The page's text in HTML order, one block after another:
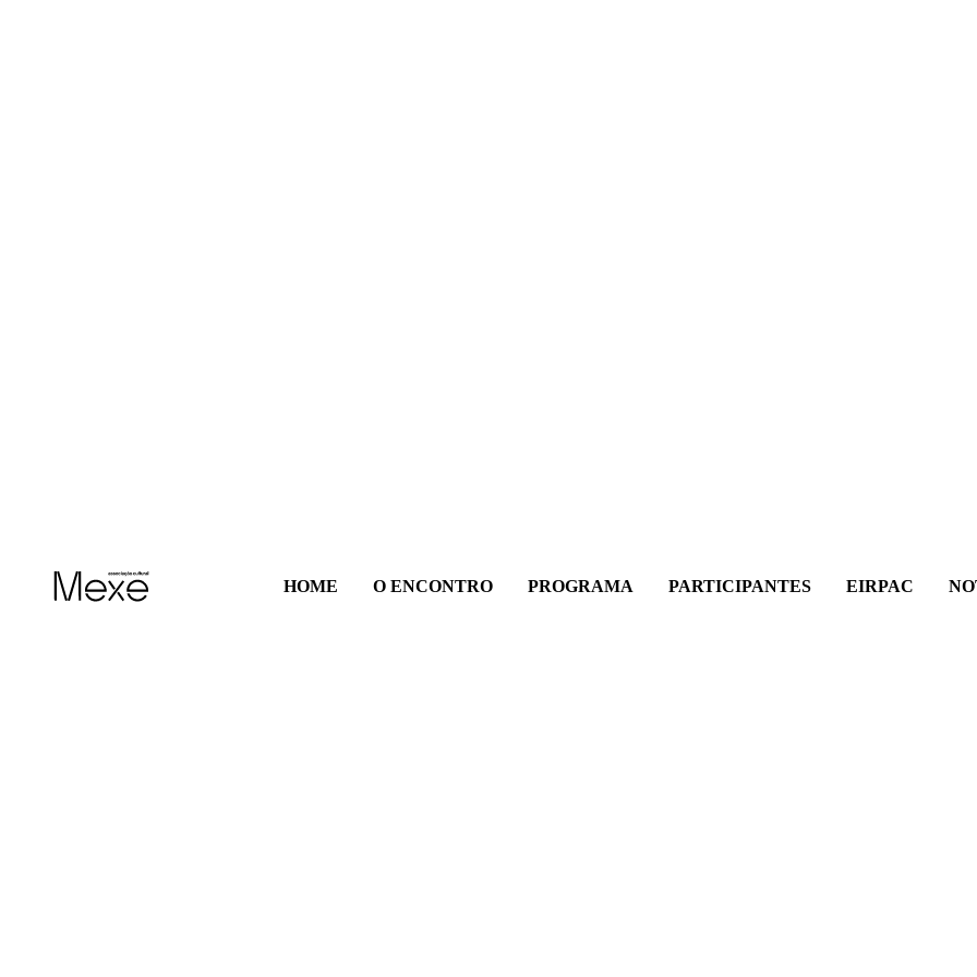
HOME O ENCONTRO PROGRAMA PARTICIPANTES EIRPAC